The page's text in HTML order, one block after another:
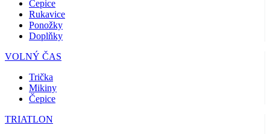
Čepice
Rukavice
Ponožky
Doplňky
VOLNÝ ČAS
Trička
Mikiny
Čepice
TRIATLON